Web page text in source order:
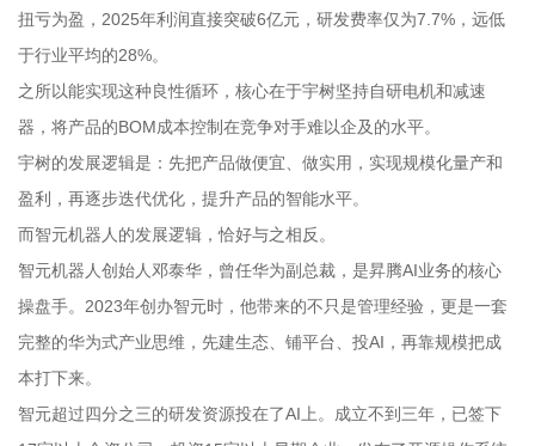
扭亏为盈，2025年利润直接突破6亿元，研发费率仅为7.7%，远低
于行业平均的28%。
之所以能实现这种良性循环，核心在于宇树坚持自研电机和减速
器，将产品的BOM成本控制在竞争对手难以企及的水平。
宇树的发展逻辑是：先把产品做便宜、做实用，实现规模化量产和
盈利，再逐步迭代优化，提升产品的智能水平。
而智元机器人的发展逻辑，恰好与之相反。
智元机器人创始人邓泰华，曾任华为副总裁，是昇腾AI业务的核心
操盘手。2023年创办智元时，他带来的不只是管理经验，更是一套
完整的华为式产业思维，先建生态、铺平台、投AI，再靠规模把成
本打下来。
智元超过四分之三的研发资源投在了AI上。成立不到三年，已签下